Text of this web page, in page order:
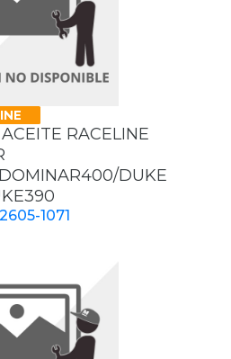
RACELINE
DUKE
1071